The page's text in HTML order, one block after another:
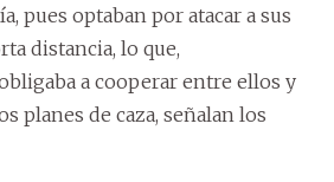
pues optaban por atacar a sus
distancia, lo que,
a cooperar entre ellos y
planes de caza, señalan los